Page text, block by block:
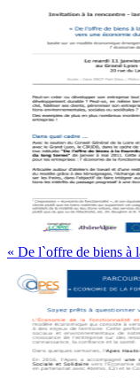
« De l`offre de biens à